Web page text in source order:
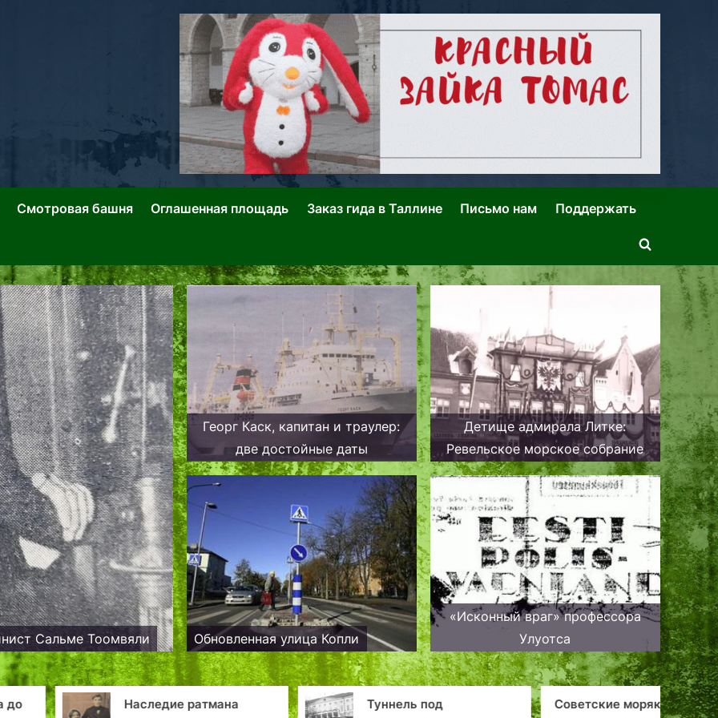
Переулки Городских Легенд
Смотровая башня Оглашенная площадь Заказ гида в Таллине Письмо нам Поддержать
Toggle
search
Сальме Тоомвяли
Георг Каск, капитан и траулер:
две достойные даты
Детище адмирала Литке:
Ревельское морское собрание
Обновленная улица Копли
«Исконный враг» профессора
Улуотса
Наследие ратмана
Туннель под
Советские моряки, в центре